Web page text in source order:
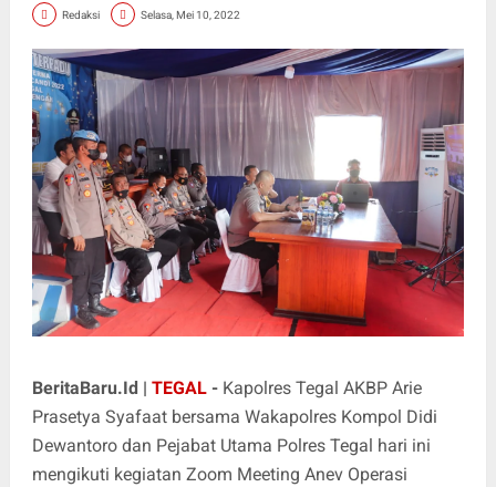
Redaksi Selasa, Mei 10, 2022
BeritaBaru.Id | TEGAL- Kapolres Tegal AKBP Arie
Prasetya Syafaat bersama Wakapolres Kompol Didi
Dewantoro dan Pejabat Utama Polres Tegal hari ini
mengikuti kegiatan Zoom Meeting Anev Operasi